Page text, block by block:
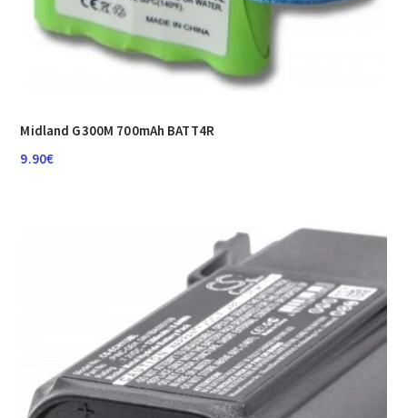
Midland G300M 700mAh BATT4R
9.90€